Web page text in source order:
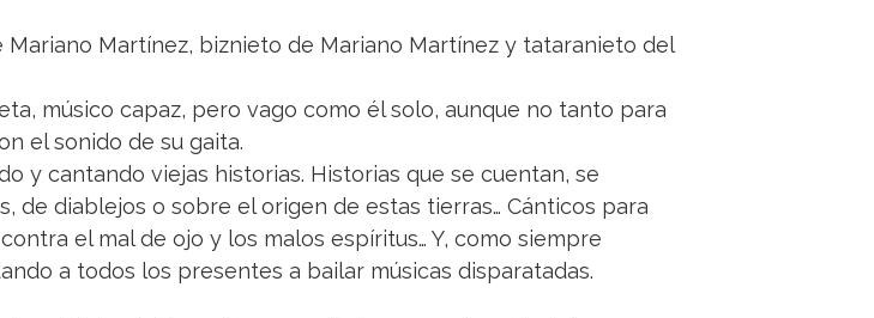
Martínez, biznieto de Mariano Martínez y tataranieto del
músico capaz, pero vago como él solo, aunque no tanto para
el sonido de su gaita.
y cantando viejas historias. Historias que se cuentan, se
de diablejos o sobre el origen de estas tierras… Cánticos para
el mal de ojo y los malos espíritus… Y, como siempre
a todos los presentes a bailar músicas disparatadas.